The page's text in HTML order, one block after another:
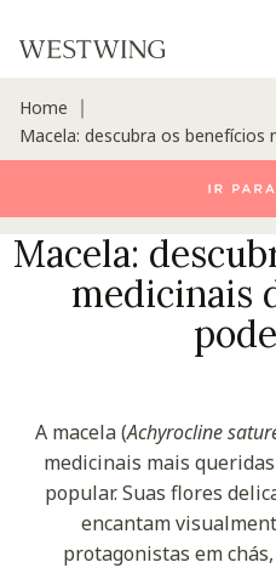
Home
Macela: descubra os benefícios
Macela:
medicinais
A macela (Achyrocline
medicinais mais
popular. Suas flores
encantam
protagonistas em